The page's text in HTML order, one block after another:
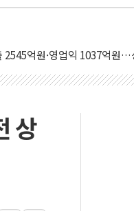
스레터 Today ANDA] 8월 6일
객터미널, 대형 미디어아트
도 제기되는 레버리지 책임
주민 갑질 아니다"…원주 A아
상